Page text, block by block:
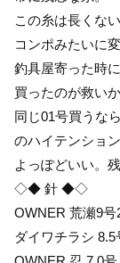
この糸は長くな
コンポみたいに
釣具屋寄った時
買ったのが救いか
同じ01号買うな
のハイテンショ
よっぽどいい。残
◇◆ 針 ◆◇
OWNER 荒瀬9号
ダイワチラシ